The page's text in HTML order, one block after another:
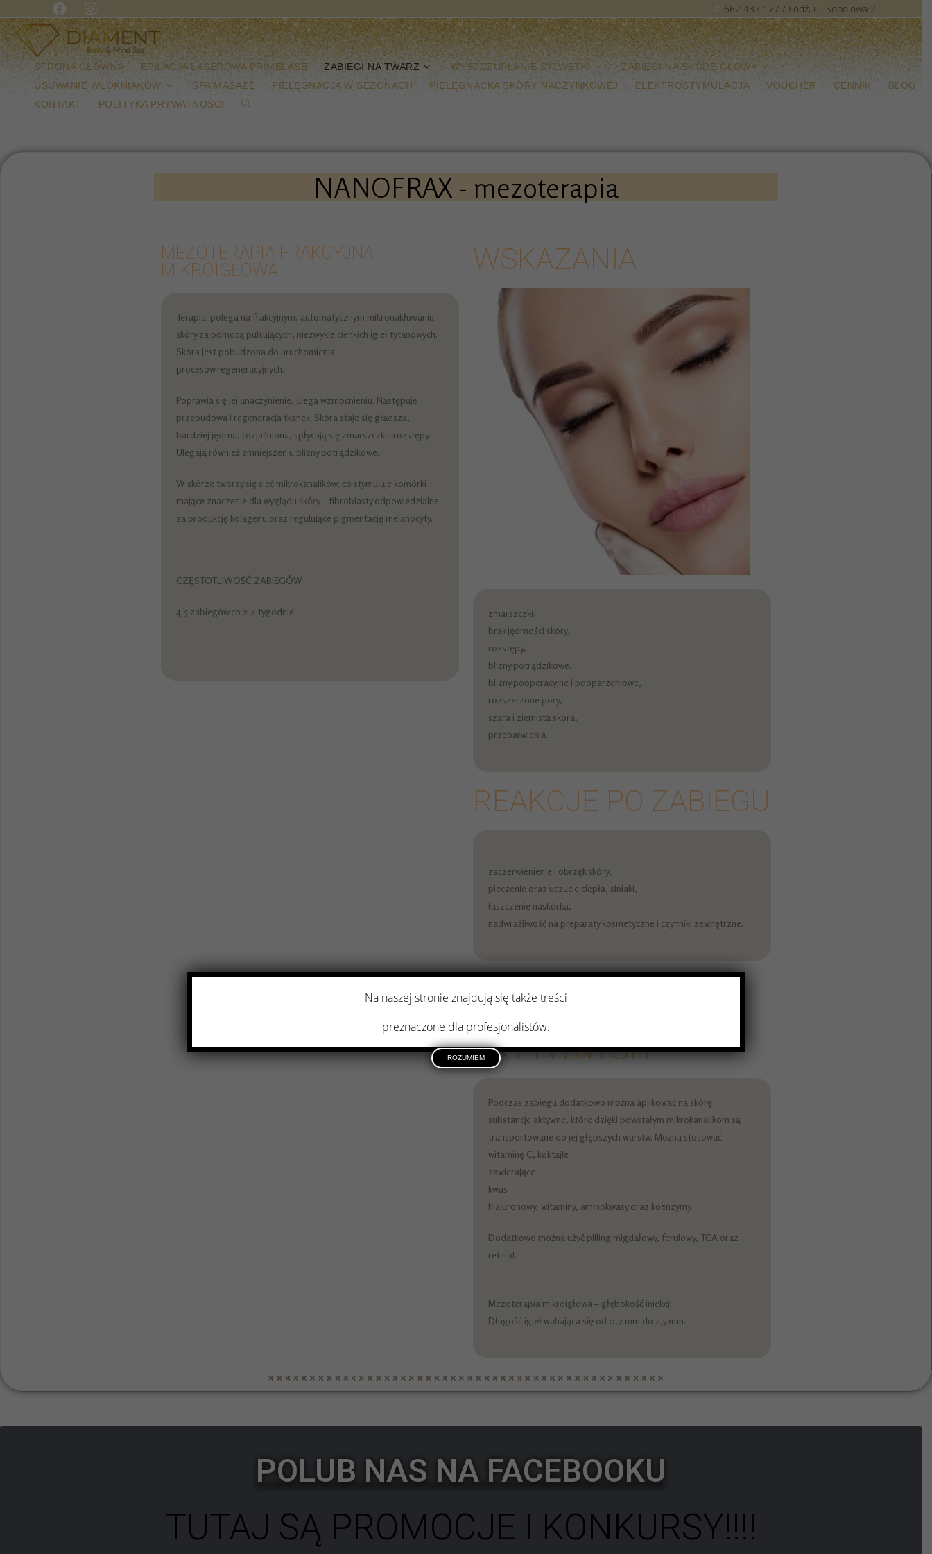
✆ 662 437 177 / Łódź, ul. Sobolowa 2
STRONA GŁÓWNA EPILACJA LASEROWA PRIMELASE ZABIEGI NA TWARZ WYSZCZUPLANIE SYLWETKI
ZABIEGI NA SKÓRĘ GŁOWY
USUWANIE WŁÓKNIAKÓW
SPA MASAŻE PIELĘGNACJA W SEZONACH PIELĘGNACKA SKÓRY NACZYNKOWEJ ELEKTROSTYMULACJA VOUCHER CENNIK
BLOG
KONTAKT
POLITYKA PRYWATNOŚCI
NANOFRAX - mezoterapia
MEZOTERAPIA FRAKCYJNA
MIKROIGŁOWA
Terapia polega na frakcyjnym, automatycznym mikronakłuwaniu
skóry za pomocą pulsujących, niezwykle cienkich igieł tytanowych.
Skóra jest pobudzona do uruchomienia
procesów regeneracyjnych.
Poprawia się jej unaczynienie, ulega wzmocnieniu. Następuje
przebudowa i regeneracja tkanek. Skóra staje się gładsza,
bardziej jędrna, rozjaśniona, spłycają się zmarszczki i rozstępy.
Ulegają również zmniejszeniu blizny potrądzikowe.
W skórze tworzy się sieć mikrokanalików, co stymuluje komórki
mające znaczenie dla wyglądu skóry – fibroblasty odpowiedzialne
za produkcję kolagenu oraz regulujące pigmentację melanocyty.
CZĘSTOTLIWOŚĆ ZABIEGÓW:
4-5 zabiegów co 2-4 tygodnie
WSKAZANIA
zmarszczki,
brak jędrności skóry,
rozstępy,
blizny potrądzikowe,
blizny pooperacyjne i pooparzeniowe,
rozszerzone pory,
szara i ziemista skóra,
przebarwienia.
REAKCJE PO ZABIEGU
zaczerwienienie i obrzęk skóry,
pieczenie oraz uczucie ciepła, siniaki,
łuszczenie naskórka,
nadwrażliwość na preparaty kosmetyczne i czynniki zewnętrzne.
ABSORBCJA
SKŁADNIKÓW
AKTYWNYCH
Podczas zabiegu dodatkowo można aplikować na skórę
substancje aktywne, które dzięki powstałym mikrokanalikom są
transportowane do jej głębszych warstw. Można stosować
witaminę C, koktajle
zawierające
kwas
hialuronowy, witaminy, aminokwasy oraz koenzymy.
Dodatkowo można użyć pilling migdałowy, ferulowy, TCA oraz
retinol.
Mezoterapia mikroigłowa – głębokość iniekcji
Długość igieł wahająca się od 0,2 mm do 2,5 mm.
POLUB NAS NA FACEBOOKU
TUTAJ SĄ PROMOCJE I KONKURSY!!!!
Na naszej stronie znajdują się także treści
preznaczone dla profesjonalistów.
ROZUMIEM